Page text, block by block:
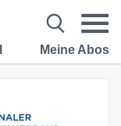
Meine Abos